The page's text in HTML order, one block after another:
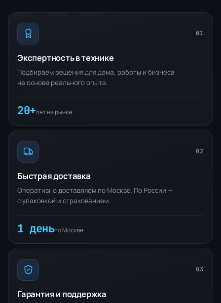
01
Экспертность в технике
Подбираем решения для дома, работы и бизнеса
на основе реального опыта.
20+лет на рынке
02
Быстрая доставка
Оперативно доставляем по Москве. По России —
с упаковкой и страхованием.
1 деньпо Москве
03
Гарантия и поддержка